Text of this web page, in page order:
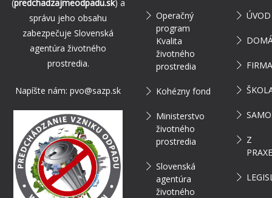
(predchadzajmeodpadu.sk) a
správu jeho obsahu
zabezpečuje Slovenská
agentúra životného
prostredia.
Napíšte nám: pvo@sazp.sk
Operačný
program
Kvalita
životného
prostredia
Kohézny fond
Ministerstvo
životného
prostredia
Slovenská
agentúra
životného
ÚVOD
Z